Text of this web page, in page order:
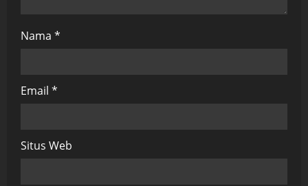
Nama *
Email *
Situs Web